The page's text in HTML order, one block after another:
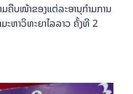
ຄືບໜ້າຂອງແຕ່ລະອານຸກຳມການ
ະຫາວິທະຍາໄລລາວ ຄັ້ງທີ 2